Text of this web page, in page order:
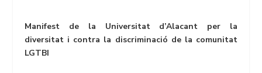
Manifest de la Universitat d’Alacant per la
diversitat i contra la discriminació de la comunitat
LGTBI